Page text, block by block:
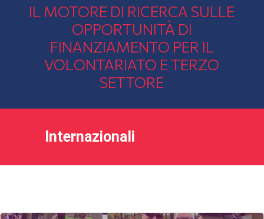
IL MOTORE DI RICERCA SULLE
OPPORTUNITÀ DI
FINANZIAMENTO PER IL
VOLONTARIATO E TERZO
SETTORE
Internazionali